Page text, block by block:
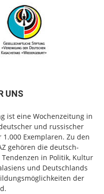
UNS
ist eine Wochenzeitung in
und russischer
Exemplaren. Zu den
gehören die deutsch-
in Politik, Kultur
und Deutschlands
der